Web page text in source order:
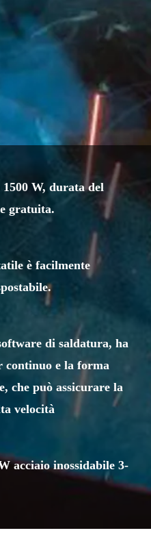
W, durata del
gratuita.
è facilmente
di saldatura, ha
continuo e la forma
che può assicurare la
velocità
acciaio inossidabile 3-